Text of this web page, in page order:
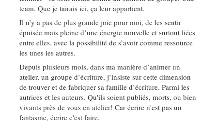
team. Que je tairais ici, ça leur appartient.
Il n’y a pas de plus grande joie pour moi, de les sentir
épuisée mais pleine d’une énergie nouvelle et surtout liées
entre elles, avec la possibilité de s’avoir comme ressource
les unes les autres.
Depuis plusieurs mois, dans ma manière d’animer un
atelier, un groupe d’écriture, j’insiste sur cette dimension
de trouver et de fabriquer sa famille d’écriture. Parmi les
autrices et les auteurs. Qu'ils soient publiés, morts, ou bien
vivants près de vous en atelier! Car écrire n'est pas un
fantasme, écrire c'est faire.